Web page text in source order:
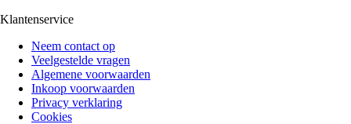
Klantenservice
Neem contact op
Veelgestelde vragen
Algemene voorwaarden
Inkoop voorwaarden
Privacy verklaring
Cookies